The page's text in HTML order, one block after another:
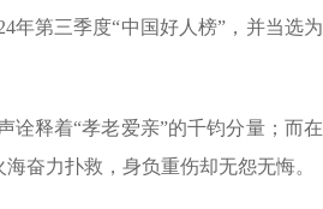
年第三季度“中国好人榜”，并当选为
诠释着“孝老爱亲”的千钧分量；而在
奋力扑救，身负重伤却无怨无悔。